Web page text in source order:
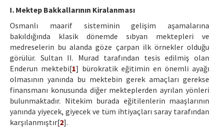
I. Mektep Bakkallarının Kiralanması
Osmanlı maarif sisteminin gelişim aşamalarına
bakıldığında klasik dönemde sıbyan mektepleri ve
medreselerin bu alanda göze çarpan ilk örnekler olduğu
görülür. Sultan II. Murad tarafından tesis edilmiş olan
Enderun mektebi[1] bürokratik eğitimin en önemli ayağı
olmasının yanında bu mektebin gerek amaçları gerekse
finansmanı konusunda diğer mekteplerden ayrılan yönleri
bulunmaktadır. Nitekim burada eğitilenlerin maaşlarının
yanında yiyecek, giyecek ve tüm ihtiyaçları saray tarafından
karşılanmıştır[2].